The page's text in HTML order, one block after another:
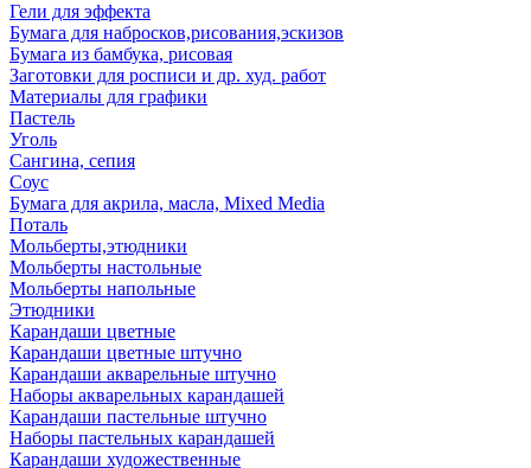
Гели для эффекта
Бумага для набросков,рисования,эскизов
Бумага из бамбука, рисовая
Заготовки для росписи и др. худ. работ
Материалы для графики
Пастель
Уголь
Сангина, сепия
Соус
Бумага для акрила, масла, Mixed Media
Поталь
Мольберты,этюдники
Мольберты настольные
Мольберты напольные
Этюдники
Карандаши цветные
Карандаши цветные штучно
Карандаши акварельные штучно
Наборы акварельных карандашей
Карандаши пастельные штучно
Наборы пастельных карандашей
Карандаши художественные